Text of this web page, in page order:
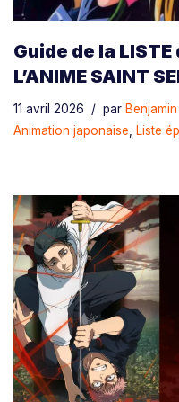
Guide de la LISTE
L’ANIME SAINT
11 avril 2026 par Benjamin
Animation japonaise, Liste